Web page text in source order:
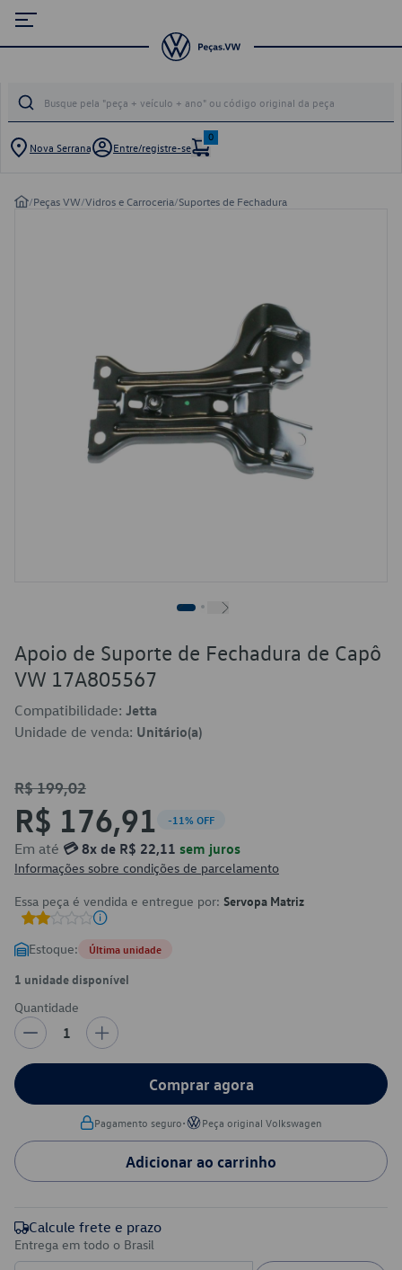
Nova Serrana Entre/registre-se
0
/Peças VW/Vidros e Carroceria/Suportes de Fechadura
Apoio de Suporte de Fechadura de Capô
VW 17A805567
Compatibilidade: Jetta
Unidade de venda: Unitário(a)
R$ 199,02
R$ 176,91 -11% OFF
Em até 💳 8x de R$ 22,11 sem juros
Informações sobre condições de parcelamento
Essa peça é vendida e entregue por: Servopa Matriz
Estoque: Última unidade
1 unidade disponível
Quantidade
1
Comprar agora
Pagamento seguro• Peça original Volkswagen
Adicionar ao carrinho
Calcule frete e prazo
Entrega em todo o Brasil